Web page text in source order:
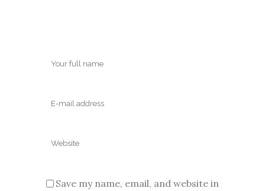
Save my name, email, and website in